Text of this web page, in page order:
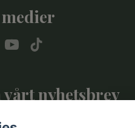
nyhetsbrev